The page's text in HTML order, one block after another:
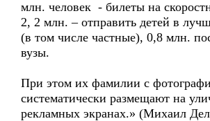
млн. человек - билеты на
2, 2 млн. – отправить детей в
(в том числе частные), 0,8 млн.
вузы.
При этом их фамилии с
систематически размещают на
рекламных экранах.» (Михаил